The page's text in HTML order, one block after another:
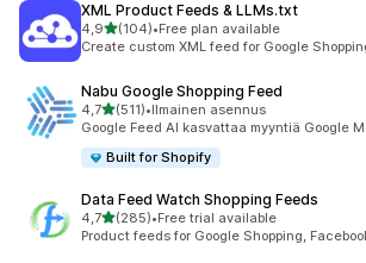
XML Product Feeds & LLMs.txt
4,9/ 5 tähteä
(104)
104 arvostelua yhteensä
•Free plan available
Create custom XML feed for Google
Nabu Google Shopping Feed
4,7/ 5 tähteä
(511)
511 arvostelua yhteensä
•Ilmainen asennus
Google Feed AI kasvattaa myyntiä Google
Built for Shopify
Data Feed Watch Shopping Feeds
4,7/ 5 tähteä
(285)
285 arvostelua yhteensä
•Free trial available
Product feeds for Google Shopping,